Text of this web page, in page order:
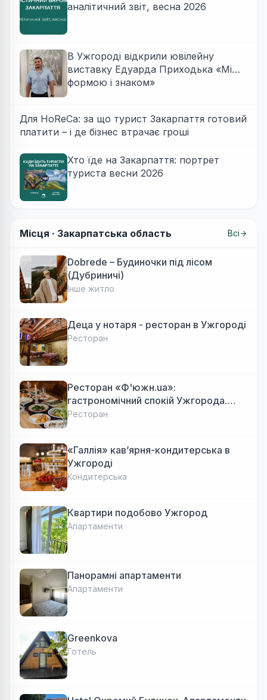
аналітичний звіт, весна 2026
В Ужгороді відкрили ювілейну
виставку Едуарда Приходька «Між
формою і знаком»
Для HoReCa: за що турист Закарпаття готовий
платити – і де бізнес втрачає гроші
Хто їде на Закарпаття: портрет
туриста весни 2026
Місця · Закарпатська область Всі
Dobrede – Будиночки під лісом
(Дубриничі)
Інше житло
Деца у нотаря - ресторан в Ужгороді
Ресторан
Ресторан «Ф'южн.ua»:
гастрономічний спокій Ужгорода.
Авторська локальна кухня, затишок
Ресторан
«Галлія» кав’ярня-кондитерська в
Ужгороді
Кондитерська
Квартири подобово Ужгород
Апартаменти
Панорамні апартаменти
Апартаменти
Greenkova
Готель